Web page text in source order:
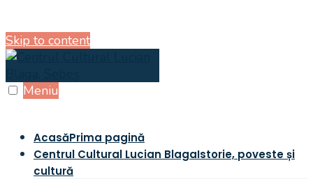
Skip to content
Meniu
AcasăPrima pagină
Centrul Cultural Lucian BlagaIstorie, poveste și
cultură